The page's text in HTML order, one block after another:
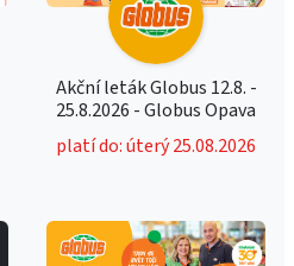
Akční leták Globus 12.8. -
25.8.2026 - Globus Opava
platí do: úterý 25.08.2026